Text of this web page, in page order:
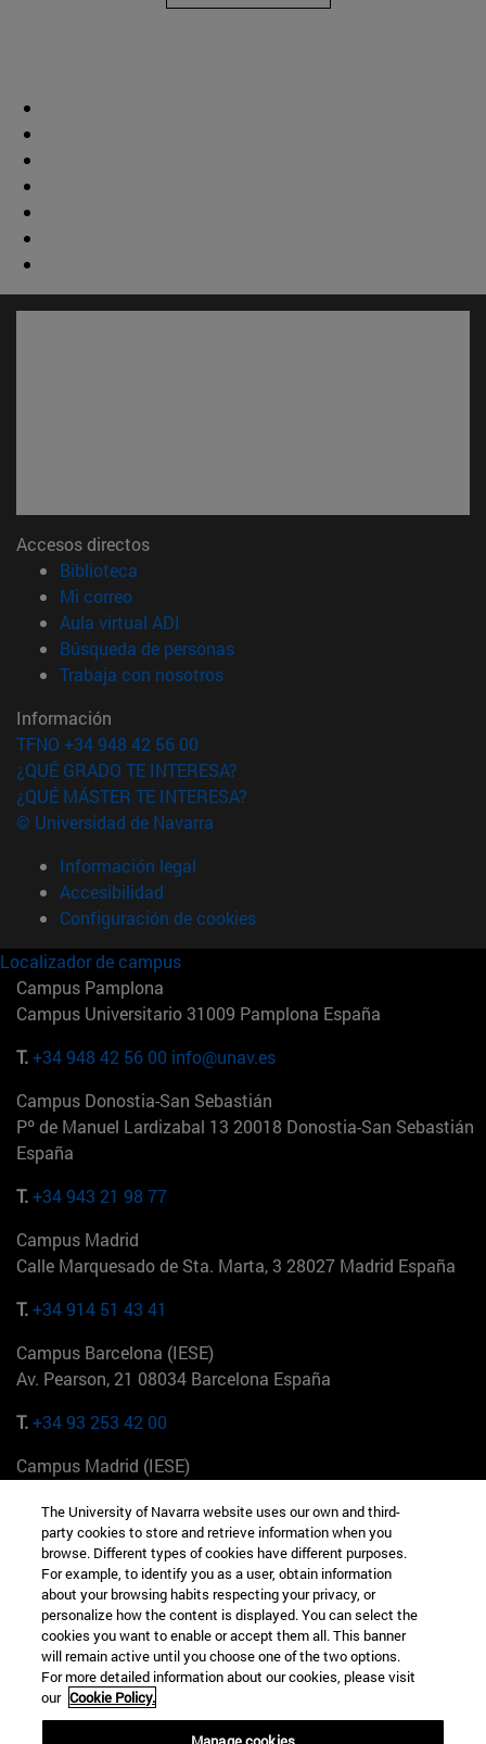
Accesos directos
Biblioteca
Mi correo(abre en nueva ventana)
Aula virtual ADI
Búsqueda de personas(abre en nueva ventana)
Trabaja con nosotros(abre en nueva ventana)
Información
TFNO +34 948 42 56 00
¿QUÉ GRADO TE INTERESA?
¿QUÉ MÁSTER TE INTERESA?
© Universidad de Navarra
Información legal
Accesibilidad
Configuración de cookies
Localizador de campus
Campus Pamplona
Campus Universitario 31009 Pamplona España
T.+34 948 42 56 00 info@unav.es
Campus Donostia-San Sebastián
Pº de Manuel Lardizabal 13 20018 Donostia-San Sebastián
España
T.+34 943 21 98 77
Campus Madrid
Calle Marquesado de Sta. Marta, 3 28027 Madrid España
T.+34 914 51 43 41
Campus Barcelona (IESE)
Av. Pearson, 21 08034 Barcelona España
T.+34 93 253 42 00
Campus Madrid (IESE)
+34 912 11 30 00
Campus Nueva York (IESE)
165 W 57th St 10019-2201 Nueva York EE.UU
+1 646 346 8850
Campus Munich (IESE)
Maria-Theresia-Straße 15 81675 Múnich Alemania
The University of Navarra website uses our own and third-
party cookies to store and retrieve information when you
browse. Different types of cookies have different purposes.
For example, to identify you as a user, obtain information
about your browsing habits respecting your privacy, or
personalize how the content is displayed. You can select the
cookies you want to enable or accept them all. This banner
will remain active until you choose one of the two options.
For more detailed information about our cookies, please visit
our Cookie Policy.